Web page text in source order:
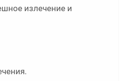
излечение и